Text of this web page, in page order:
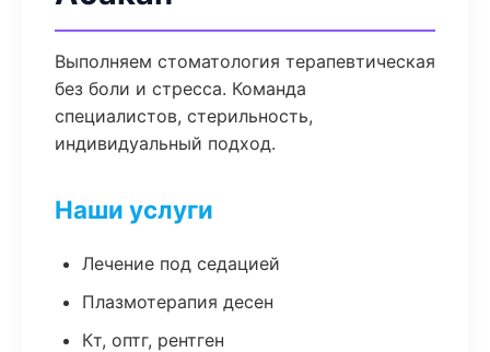
Выполняем стоматология терапевтическая
без боли и стресса. Команда
специалистов, стерильность,
индивидуальный подход.
Наши услуги
Лечение под седацией
Плазмотерапия десен
Кт, оптг, рентген